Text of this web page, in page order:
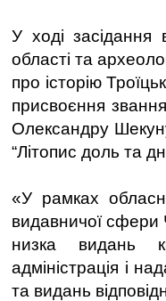
У ході засідання
області та
про історію
присвоєння
Олександру
“Літопис доль та
«У рамках
видавничої сфери
низка видань
адміністрація і
та видань